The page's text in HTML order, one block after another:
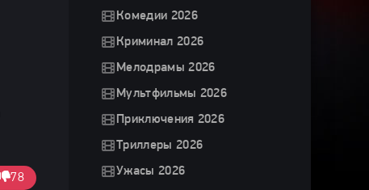
78
Комедии 2026
Криминал 2026
Мелодрамы 2026
Мультфильмы 2026
Приключения 2026
Триллеры 2026
Ужасы 2026